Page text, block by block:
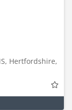
Hertfordshire,